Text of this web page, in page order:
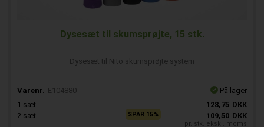
Dysesæt til skumsprøjte, 15 stk.
Dysesæt til Nito skumsprøjte system
Varenr. E104880
På lager
1 sæt 128,75 DKK
2 sæt SPAR 15% 109,50 DKK
pr. stk. ekskl. moms